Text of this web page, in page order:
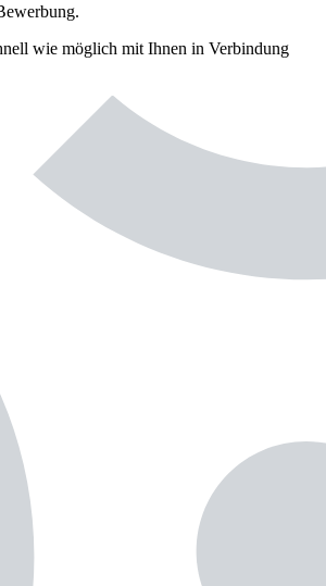
wie möglich mit Ihnen in Verbindung